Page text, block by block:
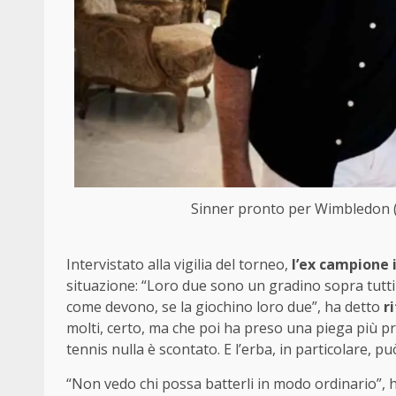
Sinner pronto per Wimbledon
Intervistato alla vigilia del torneo, l’ex
situazione: “Loro due sono un gradino sopra
come devono, se la giochino loro due”, ha detto
molti, certo, ma che poi ha preso una piega più
tennis nulla è scontato. E l’erba, in particolare,
“Non vedo chi possa batterli in modo